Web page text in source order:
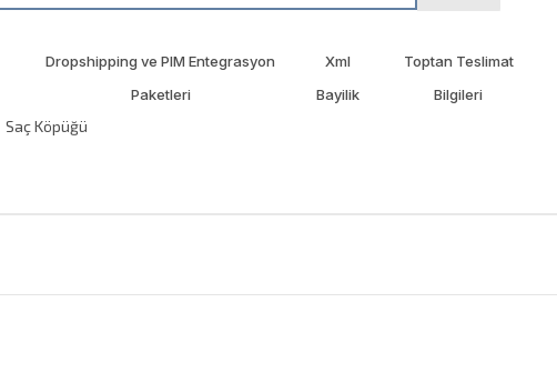
Dropshipping ve PIM Entegrasyon
Paketleri
Xml
Bayilik
Toptan Teslimat
Bilgileri
Saç Köpüğü